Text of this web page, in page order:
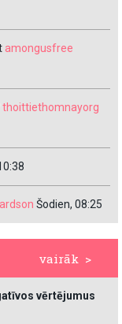
amongusfree
thoittiethomnayorg
Šodien, 08:25
vairāk >
vērtējumus